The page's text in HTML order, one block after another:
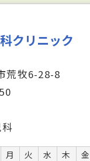
クリニック
荒牧6-28-8
月 火 水 木 金